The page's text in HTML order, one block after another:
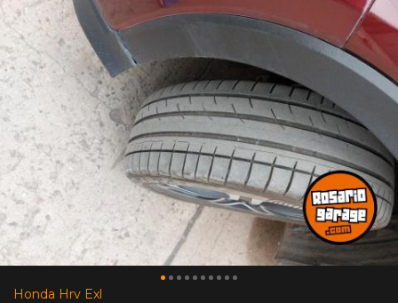
Honda Hrv Exl